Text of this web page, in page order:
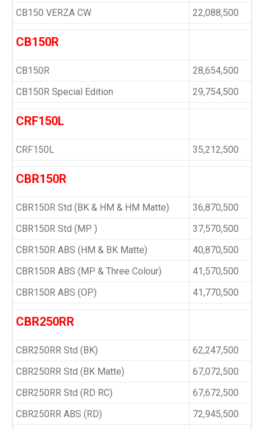
CB150 VERZA CW 22,088,500
CB150R
CB150R
28,654,500
CB150R Special Edition
29,754,500
CRF150L
CRF150L 35,212,500
CBR150R
CBR150R Std (BK & HM & HM Matte)
36,870,500
CBR150R Std (MP )
37,570,500
CBR150R ABS (HM & BK Matte)
40,870,500
CBR150R ABS (MP & Three Colour)
41,570,500
CBR150R ABS (OP)
41,770,500
CBR250RR
CBR250RR Std (BK)
62,247,500
CBR250RR Std (BK Matte)
67,072,500
CBR250RR Std (RD RC)
67,672,500
CBR250RR ABS (RD)
72,945,500